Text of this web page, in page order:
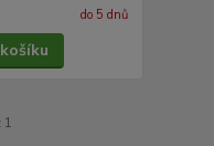
do 5 dnů
1